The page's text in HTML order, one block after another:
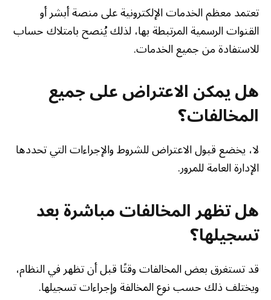
تعتمد معظم الخدمات الإلكترونية على منصة أبشر أو
القنوات الرسمية المرتبطة بها، لذلك يُنصح بامتلاك حساب
للاستفادة من جميع الخدمات.
هل يمكن الاعتراض على جميع
المخالفات؟
لا، يخضع قبول الاعتراض للشروط والإجراءات التي تحددها
الإدارة العامة للمرور.
هل تظهر المخالفات مباشرة بعد
تسجيلها؟
قد تستغرق بعض المخالفات وقتًا قبل أن تظهر في النظام،
ويختلف ذلك حسب نوع المخالفة وإجراءات تسجيلها.